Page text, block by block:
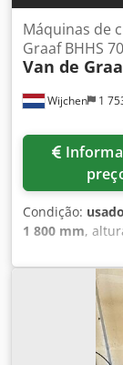
Instruções de
Wijchen 1
Máquinas de
Graaf BHHS
Van de
Condição: usado
1 800 mm,
Cor: Verde
Ano de
Certificado
de transporte:
Peso de
transporte